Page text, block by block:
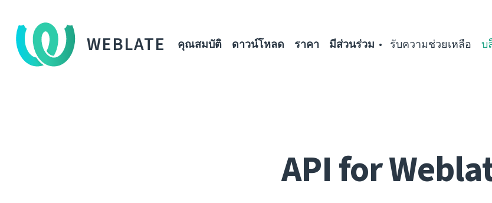
WEBLATE คุณสมบัติ ดาวน์โหลด ราคา มีส่วนร่วม รับความช่วยเหลือ บ
API for